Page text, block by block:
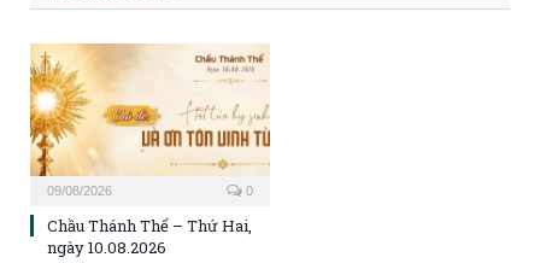
09/08/2026 0
Chầu Thánh Thể – Thứ Hai,
ngày 10.08.2026